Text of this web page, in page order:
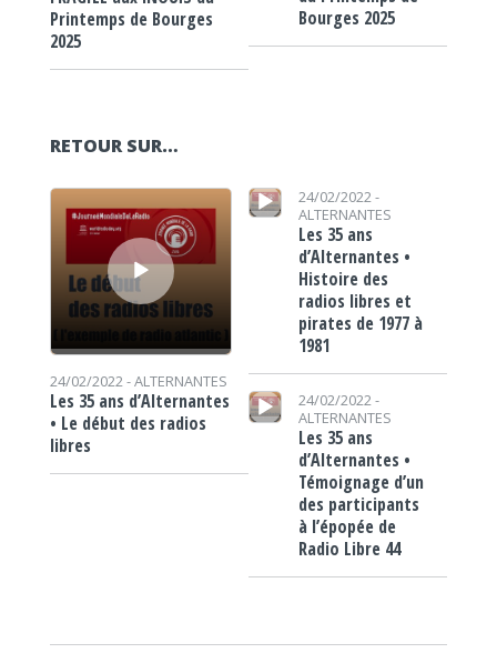
Printemps de Bourges
2025
Bourges 2025
RETOUR SUR…
Lecteur audio
24/02/2022 -ALTERNANTES
Les 35 ans d’Alternantes
• Le début des radios
libres
Lecteur audio
24/02/2022 -
ALTERNANTES
Les 35 ans
d’Alternantes •
Histoire des
radios libres et
pirates de 1977 à
1981
Lecteur audio
24/02/2022 -
ALTERNANTES
Les 35 ans
d’Alternantes •
Témoignage d’un
des participants
à l’épopée de
Radio Libre 44